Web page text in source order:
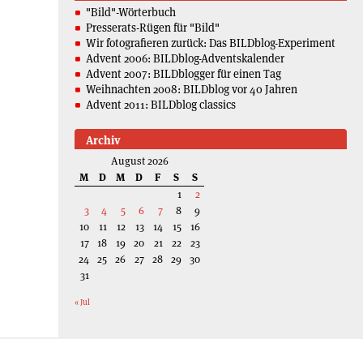
"Bild"-Wörterbuch
Presserats-Rügen für "Bild"
Wir fotografieren zurück: Das BILDblog-Experiment
Advent 2006: BILDblog-Adventskalender
Advent 2007: BILDblogger für einen Tag
Weihnachten 2008: BILDblog vor 40 Jahren
Advent 2011: BILDblog classics
Archiv
August 2026
M
D M D F S
S
1
2
3
4 5 6 7 8
9
10
11 12 13 14 15
16
17 18 19 20 21 22
23
24 25 26 27 28 29 30
31
« Jul